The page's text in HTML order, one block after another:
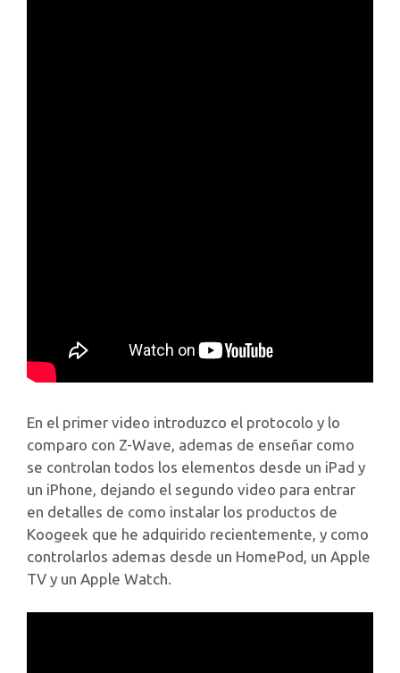
En el primer video introduzco el protocolo y lo
comparo con Z-Wave, ademas de enseñar como
se controlan todos los elementos desde un iPad y
un iPhone, dejando el segundo video para entrar
en detalles de como instalar los productos de
Koogeek que he adquirido recientemente, y como
controlarlos ademas desde un HomePod, un Apple
TV y un Apple Watch.